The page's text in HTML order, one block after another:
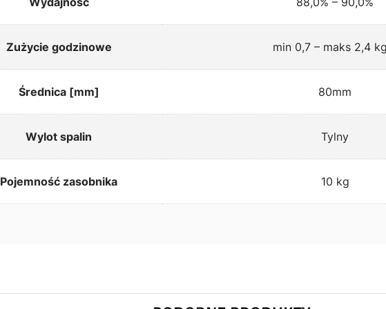
Zużycie godzinowe min 0,7 – maks 2,4
Średnica [mm] 80mm
Wylot spalin Tylny
Pojemność zasobnika 10 kg